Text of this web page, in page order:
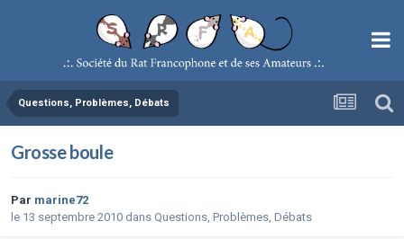
Questions, Problèmes, Débats
Grosse boule
Par marine72
le 13 septembre 2010 dans Questions, Problèmes, Débats